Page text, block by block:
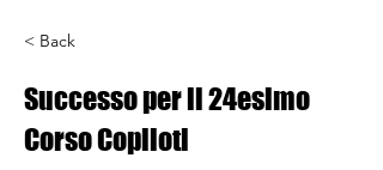
< Back
Successo per il 24esimo
Corso Copiloti